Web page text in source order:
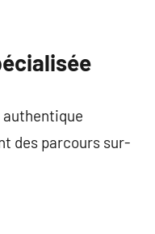
authentique
des parcours sur-